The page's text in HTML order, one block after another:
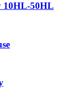
10HL-50HL